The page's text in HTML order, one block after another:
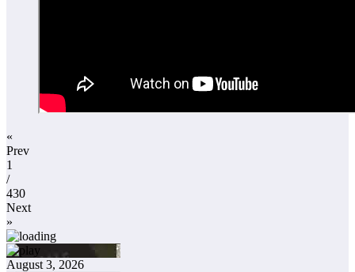
«
Prev
1
/
430
Next
»
August 3, 2026